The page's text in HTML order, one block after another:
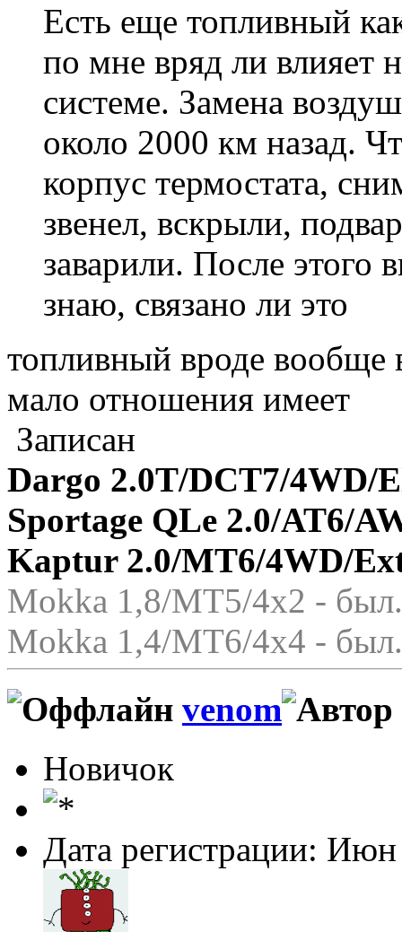
Есть еще топливный
по мне вряд ли влияет
системе. Замена
около 2000 км назад.
корпус термостата,
звенел, вскрыли,
заварили. После этого
знаю, связано ли это
топливный вроде вообще
мало отношения имеет
Записан
Dargo 2.0T/DCT7/4WD/
Sportage QLe 2.0/AT6/
Kaptur 2.0/MT6/4WD/
Mokka 1,8/МТ5/4x2 -
Mokka 1,4/МТ6/4x4 -
venom
Новичок
Дата регистрации: